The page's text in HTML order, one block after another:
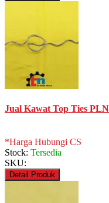
Jual Kawat Top Ties PLN
*Harga Hubungi CS
Stock: Tersedia
SKU:
Detail Produk